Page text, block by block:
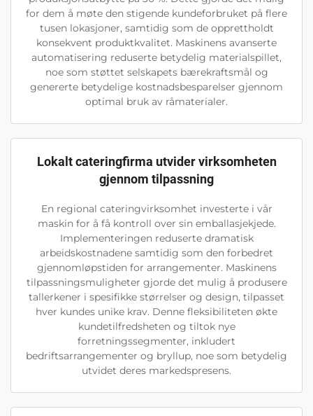
for dem å møte den stigende kundeforbruket på flere
tusen lokasjoner, samtidig som de opprettholdt
konsekvent produktkvalitet. Maskinens avanserte
automatisering reduserte betydelig materialspillet,
noe som støttet selskapets bærekraftsmål og
genererte betydelige kostnadsbesparelser gjennom
optimal bruk av råmaterialer.
Lokalt cateringfirma utvider virksomheten
gjennom tilpassning
En regional cateringvirksomhet investerte i vår
maskin for å få kontroll over sin emballasjekjede.
Implementeringen reduserte dramatisk
arbeidskostnadene samtidig som den forbedret
gjennomløpstiden for arrangementer. Maskinens
tilpassningsmuligheter gjorde det mulig å produsere
tallerkener i spesifikke størrelser og design, tilpasset
hver kundes unike krav. Denne fleksibiliteten økte
kundetilfredsheten og tiltok nye
forretningssegmenter, inkludert
bedriftsarrangementer og bryllup, noe som betydelig
utvidet deres markedspresens.